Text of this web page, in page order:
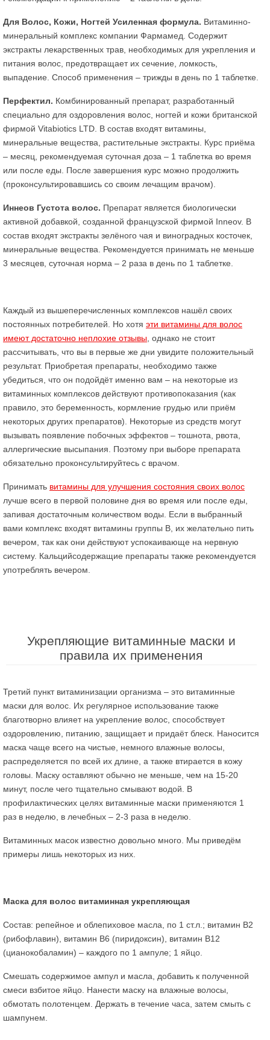
Для Волос, Кожи, Ногтей Усиленная формула. Витаминно-
минеральный комплекс компании Фармамед. Содержит
экстракты лекарственных трав, необходимых для укрепления и
питания волос, предотвращает их сечение, ломкость,
выпадение. Способ применения – трижды в день по 1 таблетке.
Перфектил. Комбинированный препарат, разработанный
специально для оздоровления волос, ногтей и кожи британской
фирмой Vitabiotics LTD. В состав входят витамины,
минеральные вещества, растительные экстракты. Курс приёма
– месяц, рекомендуемая суточная доза – 1 таблетка во время
или после еды. После завершения курс можно продолжить
(проконсультировавшись со своим лечащим врачом).
Иннеов Густота волос. Препарат является биологически
активной добавкой, созданной французской фирмой Inneov. В
состав входят экстракты зелёного чая и виноградных косточек,
минеральные вещества. Рекомендуется принимать не меньше
3 месяцев, суточная норма – 2 раза в день по 1 таблетке.
Каждый из вышеперечисленных комплексов нашёл своих
постоянных потребителей. Но хотя эти витамины для волос
имеют достаточно неплохие отзывы , однако не стоит
рассчитывать, что вы в первые же дни увидите положительный
результат. Приобретая препараты, необходимо также
убедиться, что он подойдёт именно вам – на некоторые из
витаминных комплексов действуют противопоказания (как
правило, это беременность, кормление грудью или приём
некоторых других препаратов). Некоторые из средств могут
вызывать появление побочных эффектов – тошнота, рвота,
аллергические высыпания. Поэтому при выборе препарата
обязательно проконсультируйтесь с врачом.
Принимать витамины для улучшения состояния своих волос
лучше всего в первой половине дня во время или после еды,
запивая достаточным количеством воды. Если в выбранный
вами комплекс входят витамины группы В, их желательно пить
вечером, так как они действуют успокаивающе на нервную
систему. Кальцийсодержащие препараты также рекомендуется
употреблять вечером.
Укрепляющие витаминные маски и
правила их применения
Третий пункт витаминизации организма – это витаминные
маски для волос. Их регулярное использование также
благотворно влияет на укрепление волос, способствует
оздоровлению, питанию, защищает и придаёт блеск. Наносится
маска чаще всего на чистые, немного влажные волосы,
распределяется по всей их длине, а также втирается в кожу
головы. Маску оставляют обычно не меньше, чем на 15-20
минут, после чего тщательно смывают водой. В
профилактических целях витаминные маски применяются 1
раз в неделю, в лечебных – 2-3 раза в неделю.
Витаминных масок известно довольно много. Мы приведём
примеры лишь некоторых из них.
Маска для волос витаминная укрепляющая
Состав: репейное и облепиховое масла, по 1 ст.л.; витамин В2
(рибофлавин), витамин В6 (пиридоксин), витамин В12
(цианокобаламин) – каждого по 1 ампуле; 1 яйцо.
Смешать содержимое ампул и масла, добавить к полученной
смеси взбитое яйцо. Нанести маску на влажные волосы,
обмотать полотенцем. Держать в течение часа, затем смыть с
шампунем.